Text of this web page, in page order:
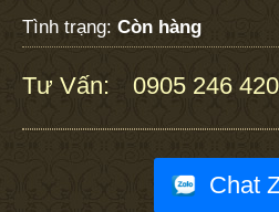
Tình trạng: Còn hàng
Tư Vấn: 0905 246 420
Chat